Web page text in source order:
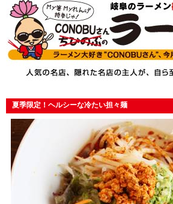
夏季限定！ヘルシーな冷たい担々麺